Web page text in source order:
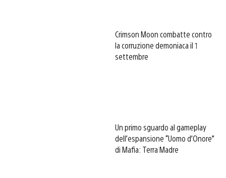
Crimson Moon combatte contro
la corruzione demoniaca il 1
settembre
Un primo sguardo al gameplay
dell’espansione “Uomo d’Onore”
di Mafia: Terra Madre